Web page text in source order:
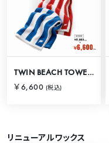
TWIN BEACH TOWEL KIT
￥6,600 (税込)
リニューアルワックス